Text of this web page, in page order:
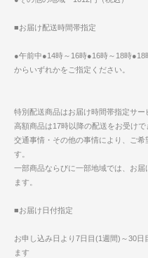
■お届け配送時間帯指定
●午前中●14時～16時●16時～18時●18
からいずれかをご指定ください。
特別配送商品はお届け時間帯指定サー
高額商品は17時以降の配送をお受けで
交通事情・その他の事情により、ご
す。
一部商品ならびに一部地域では、お
ます。
■お届け日付指定
お申し込み日より7日目(1週間)～30
ます